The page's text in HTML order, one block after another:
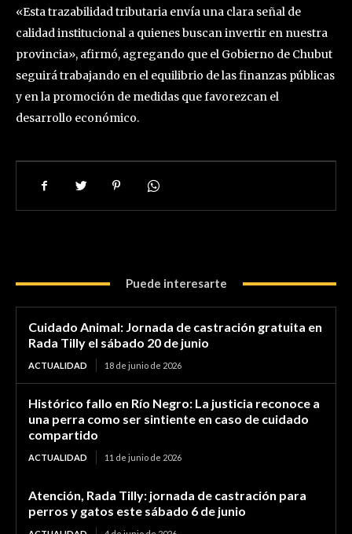
«Esta trazabilidad tributaria envía una clara señal de
calidad institucional a quienes buscan invertir en nuestra
provincia», afirmó, agregando que el Gobierno de Chubut
seguirá trabajando en el equilibrio de las finanzas públicas
y en la promoción de medidas que favorezcan el
desarrollo económico.
Puede interesarte
Cuidado Animal: Jornada de castración gratuita en
Rada Tilly el sábado 20 de junio
ACTUALIDAD 18 de junio de 2026
Histórico fallo en Río Negro: La justicia reconoce a
una perra como ser sintiente en caso de cuidado
compartido
ACTUALIDAD 11 de junio de 2026
Atención, Rada Tilly: jornada de castración para
perros y gatos este sábado 6 de junio